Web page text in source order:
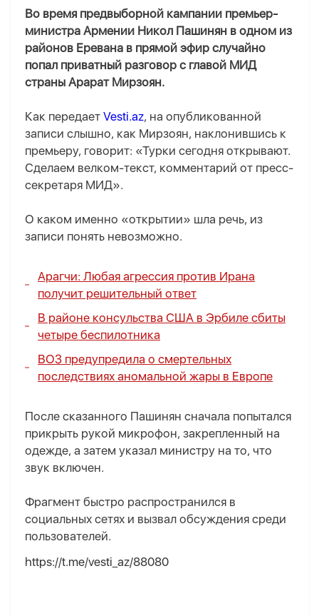
Во время предвыборной кампании премьер-
министра Армении Никол Пашинян в одном из
районов Еревана в прямой эфир случайно
попал приватный разговор с главой МИД
страны Арарат Мирзоян.
Как передает Vesti.az, на опубликованной
записи слышно, как Мирзоян, наклонившись к
премьеру, говорит: «Турки сегодня открывают.
Сделаем велком-текст, комментарий от пресс-
секретаря МИД».
О каком именно «открытии» шла речь, из
записи понять невозможно.
Арагчи: Любая агрессия против Ирана
получит решительный ответ
В районе консульства США в Эрбиле сбиты
четыре беспилотника
ВОЗ предупредила о смертельных
последствиях аномальной жары в Европе
После сказанного Пашинян сначала попытался
прикрыть рукой микрофон, закрепленный на
одежде, а затем указал министру на то, что
звук включен.
Фрагмент быстро распространился в
социальных сетях и вызвал обсуждения среди
пользователей.
https://t.me/vesti_az/88080